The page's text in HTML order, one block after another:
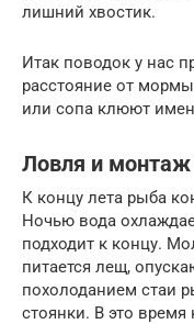
лишний хвостик.
Итак поводок у нас
расстояние от
или сопа клюют
Ловля и монтаж
К концу лета рыба
Ночью вода
подходит к концу.
питается лещ,
похолоданием стаи
стоянки. В это время